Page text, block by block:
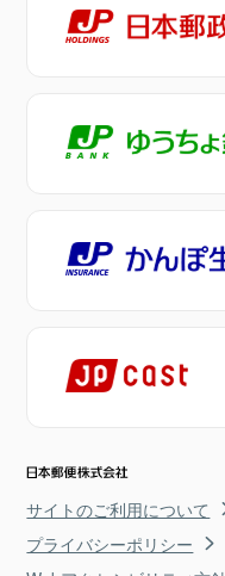
サイトのご利用について
プライバシーポリシー